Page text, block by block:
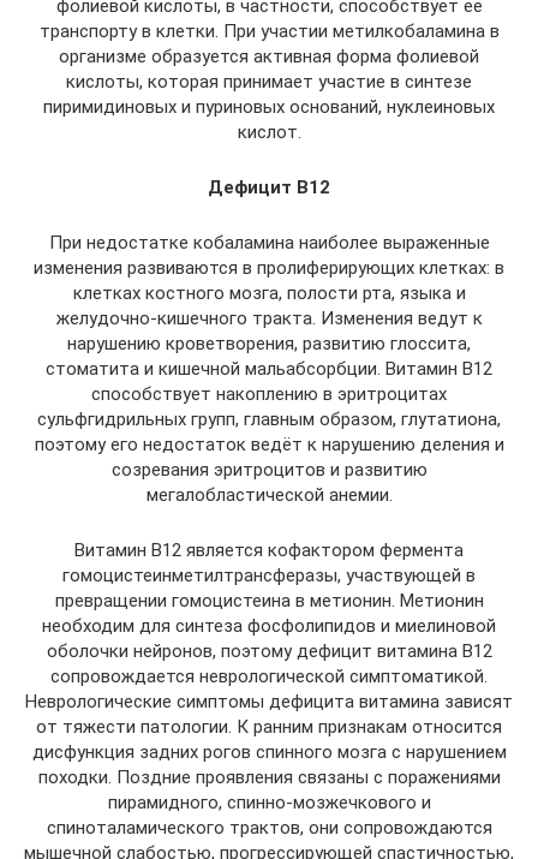
фолиевой кислоты, в частности, способствует её
транспорту в клетки. При участии метилкобаламина в
организме образуется активная форма фолиевой
кислоты, которая принимает участие в синтезе
пиримидиновых и пуриновых оснований, нуклеиновых
кислот.
Дефицит В12
При недостатке кобаламина наиболее выраженные
изменения развиваются в пролиферирующих клетках: в
клетках костного мозга, полости рта, языка и
желудочно-кишечного тракта. Изменения ведут к
нарушению кроветворения, развитию глоссита,
стоматита и кишечной мальабсорбции. Витамин В12
способствует накоплению в эритроцитах
сульфгидрильных групп, главным образом, глутатиона,
поэтому его недостаток ведёт к нарушению деления и
созревания эритроцитов и развитию
мегалобластической анемии.
Витамин В12 является кофактором фермента
гомоцистеинметилтрансферазы, участвующей в
превращении гомоцистеина в метионин. Метионин
необходим для синтеза фосфолипидов и миелиновой
оболочки нейронов, поэтому дефицит витамина В12
сопровождается неврологической симптоматикой.
Неврологические симптомы дефицита витамина зависят
от тяжести патологии. К ранним признакам относится
дисфункция задних рогов спинного мозга с нарушением
походки. Поздние проявления связаны с поражениями
пирамидного, спинно-мозжечкового и
спиноталамического трактов, они сопровождаются
мышечной слабостью, прогрессирующей спастичностью,